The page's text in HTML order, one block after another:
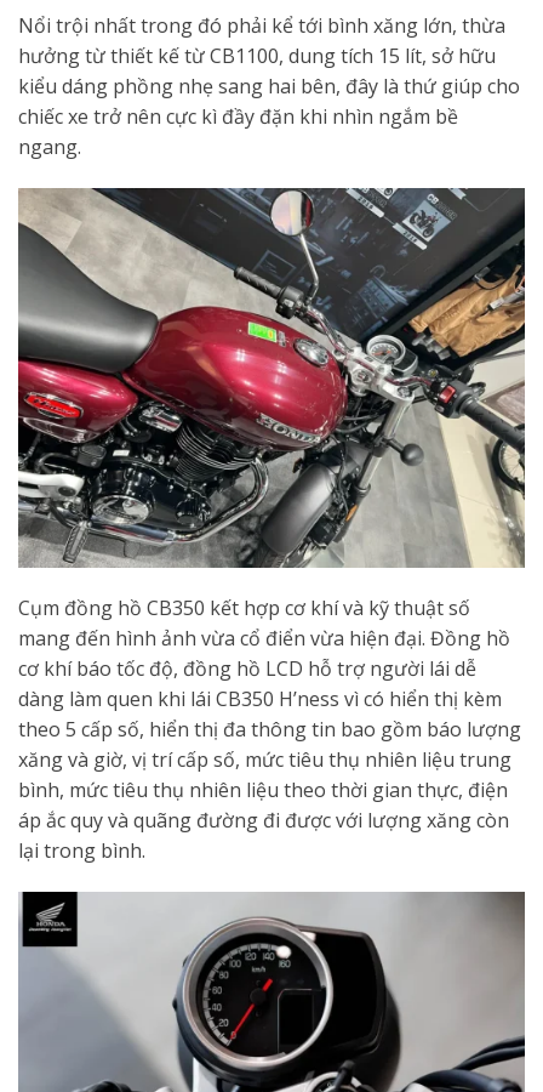
Nổi trội nhất trong đó phải kể tới bình xăng lớn, thừa
hưởng từ thiết kế từ CB1100, dung tích 15 lít, sở hữu
kiểu dáng phồng nhẹ sang hai bên, đây là thứ giúp cho
chiếc xe trở nên cực kì đầy đặn khi nhìn ngắm bề
ngang.
Cụm đồng hồ CB350 kết hợp cơ khí và kỹ thuật số
mang đến hình ảnh vừa cổ điển vừa hiện đại. Đồng hồ
cơ khí báo tốc độ, đồng hồ LCD hỗ trợ người lái dễ
dàng làm quen khi lái CB350 H’ness vì có hiển thị kèm
theo 5 cấp số, hiển thị đa thông tin bao gồm báo lượng
xăng và giờ, vị trí cấp số, mức tiêu thụ nhiên liệu trung
bình, mức tiêu thụ nhiên liệu theo thời gian thực, điện
áp ắc quy và quãng đường đi được với lượng xăng còn
lại trong bình.